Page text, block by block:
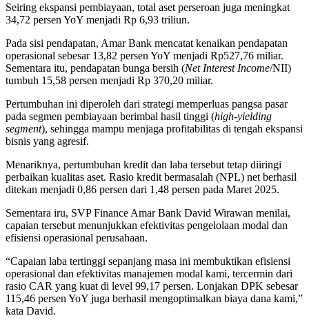
Seiring ekspansi pembiayaan, total aset perseroan juga meningkat
34,72 persen YoY menjadi Rp 6,93 triliun.
Pada sisi pendapatan, Amar Bank mencatat kenaikan pendapatan
operasional sebesar 13,82 persen YoY menjadi Rp527,76 miliar.
Sementara itu, pendapatan bunga bersih (Net Interest Income/NII)
tumbuh 15,58 persen menjadi Rp 370,20 miliar.
Pertumbuhan ini diperoleh dari strategi memperluas pangsa pasar
pada segmen pembiayaan berimbal hasil tinggi (high-yielding
segment), sehingga mampu menjaga profitabilitas di tengah ekspansi
bisnis yang agresif.
Menariknya, pertumbuhan kredit dan laba tersebut tetap diiringi
perbaikan kualitas aset. Rasio kredit bermasalah (NPL) net berhasil
ditekan menjadi 0,86 persen dari 1,48 persen pada Maret 2025.
Sementara iru, SVP Finance Amar Bank David Wirawan menilai,
capaian tersebut menunjukkan efektivitas pengelolaan modal dan
efisiensi operasional perusahaan.
“Capaian laba tertinggi sepanjang masa ini membuktikan efisiensi
operasional dan efektivitas manajemen modal kami, tercermin dari
rasio CAR yang kuat di level 99,17 persen. Lonjakan DPK sebesar
115,46 persen YoY juga berhasil mengoptimalkan biaya dana kami,”
kata David.